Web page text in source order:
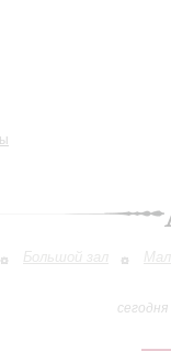
Большой зал